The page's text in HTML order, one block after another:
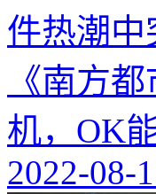
《南方
机，OK
2022-08-